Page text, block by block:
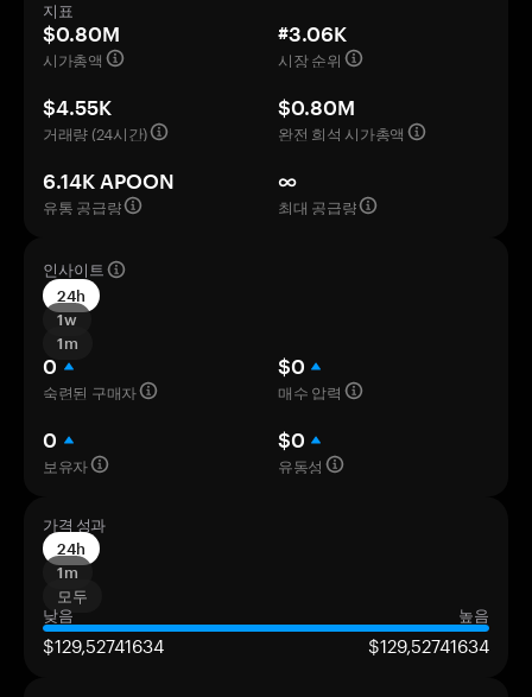
지표
$0.80M
시가총액
#3.06K
시장 순위
$4.55K
거래량 (24시간)
$0.80M
완전 희석 시가총액
6.14K APOON
유통 공급량
∞
최대 공급량
인사이트
24h
1w
1m
0
숙련된 구매자
$0
매수 압력
0
보유자
$0
유동성
가격 성과
24h
1m
모두
낮음
높음
$129,52741634 $129,52741634